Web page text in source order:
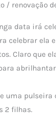
/ renovação
data irá
celebrar ela
Claro que
uma pulseira
2 filhas.